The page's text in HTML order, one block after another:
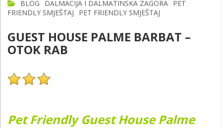
BLOG
DALMACIJA I DALMATINSKA ZAGORA PET
FRIENDLY SMJEŠTAJ
PET FRIENDLY SMJEŠTAJ
GUEST HOUSE PALME BARBAT –
OTOK RAB
Pet Friendly Guest House Palme